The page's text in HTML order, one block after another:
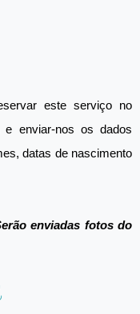
este serviço no
enviar-nos os dados
datas de nascimento
enviadas fotos do